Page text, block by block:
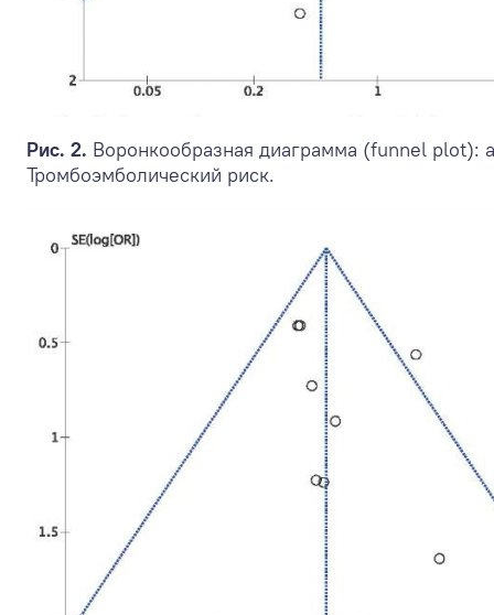
Рис. 2. Воронкообразная диаграмма (funnel
Тромбоэмболический риск.